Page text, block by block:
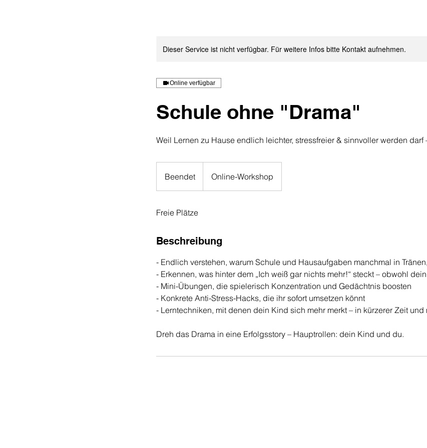
Dieser Service ist nicht verfügbar. Für weitere Infos bitte Kontakt aufnehmen.
Online verfügbar
Schule ohne "Drama"
Weil Lernen zu Hause endlich leichter, stressfreier & sinnvoller werden
Beendet
e
n
e
Online-Workshop
Freie Plätze
Beschreibung
- Endlich verstehen, warum Schule und Hausaufgaben manchmal in
- Erkennen, was hinter dem „Ich weiß gar nichts mehr!“ steckt – obwohl
- Mini-Übungen, die spielerisch Konzentration und Gedächtnis boosten
- Konkrete Anti-Stress-Hacks, die ihr sofort umsetzen könnt
- Lerntechniken, mit denen dein Kind sich mehr merkt – in kürzerer Zeit und
Dreh das Drama in eine Erfolgsstory – Hauptrollen: dein Kind und du.